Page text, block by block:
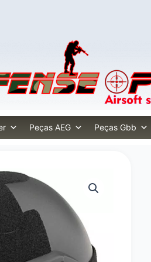
Peças AEG Peças Gbb